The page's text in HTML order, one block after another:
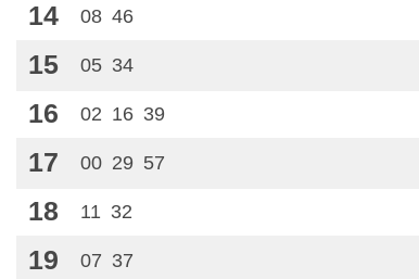
14 08 46
15 05 34
16 02 16 39
17 00 29 57
18 11 32
19 07 37